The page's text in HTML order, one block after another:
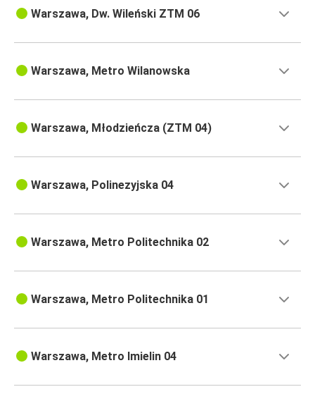
Warszawa, Dw. Wileński ZTM 06
Warszawa, Metro Wilanowska
Warszawa, Młodzieńcza (ZTM 04)
Warszawa, Polinezyjska 04
Warszawa, Metro Politechnika 02
Warszawa, Metro Politechnika 01
Warszawa, Metro Imielin 04